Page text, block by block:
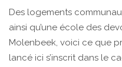
Des logements
ainsi qu’une école des
Molenbeek, voici ce que
lancé ici s’inscrit dans le